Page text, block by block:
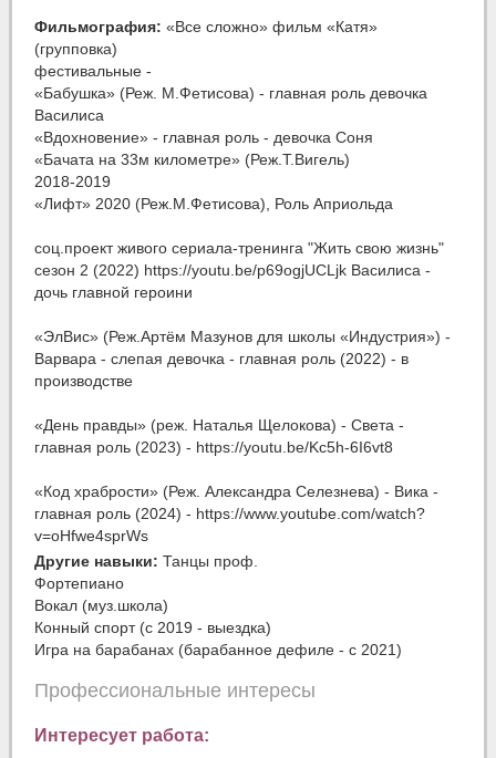
Фильмография: «Все сложно» фильм «Катя»
(групповка)
фестивальные -
«Бабушка» (Реж. М.Фетисова) - главная роль девочка
Василиса
«Вдохновение» - главная роль - девочка Соня
«Бачата на 33м километре» (Реж.Т.Вигель)
2018-2019
«Лифт» 2020 (Реж.М.Фетисова), Роль Априольда
соц.проект живого сериала-тренинга "Жить свою жизнь"
сезон 2 (2022) https://youtu.be/p69ogjUCLjk Василиса -
дочь главной героини
«ЭлВис» (Реж.Артём Мазунов для школы «Индустрия») -
Варвара - слепая девочка - главная роль (2022) - в
производстве
«День правды» (реж. Наталья Щелокова) - Света -
главная роль (2023) - https://youtu.be/Kc5h-6I6vt8
«Код храбрости» (Реж. Александра Селезнева) - Вика -
главная роль (2024) - https://www.youtube.com/watch?
v=oHfwe4sprWs
Другие навыки: Танцы проф.
Фортепиано
Вокал (муз.школа)
Конный спорт (с 2019 - выездка)
Игра на барабанах (барабанное дефиле - с 2021)
Профессиональные интересы
Интересует работа: